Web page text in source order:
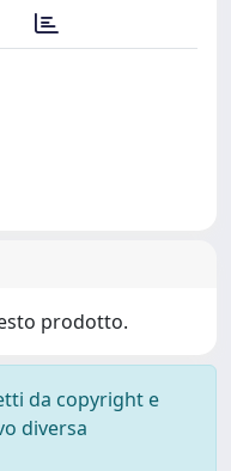
prodotto.
da copyright e
diversa